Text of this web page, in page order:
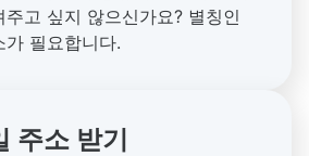
고 싶지 않으신가요? 별칭인
필요합니다.
주소 받기